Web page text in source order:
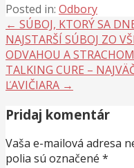
Posted in: Odbory
Navigácia
v
článku
← SÚBOJ, KTORÝ SA
NAJSTARŠÍ SÚBOJ ZO
ODVAHOU A STRACHOM
TALKING CURE –
ĽAVIČIARA →
Pridaj komentár
Vaša e-mailová adresa
polia sú označené *